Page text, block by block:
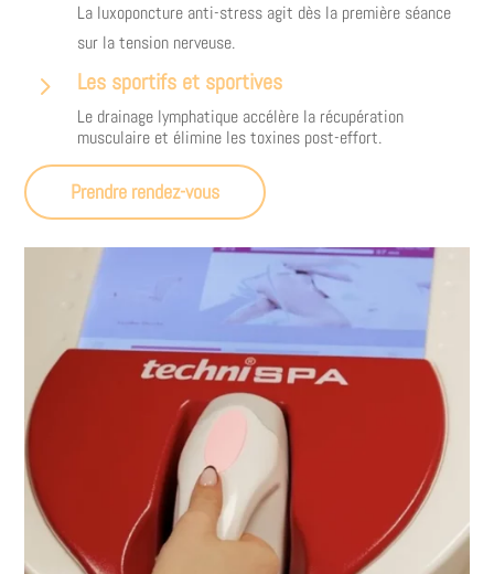
La luxoponcture anti-stress agit dès la première séance
sur la tension nerveuse.
5 Les sportifs et sportives
Le drainage lymphatique accélère la récupération
musculaire et élimine les toxines post-effort.
Prendre rendez-vous